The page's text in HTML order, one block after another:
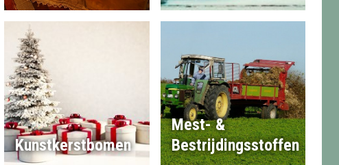
Kunstkerstbomen
Mest- &
Bestrijdingsstoffen